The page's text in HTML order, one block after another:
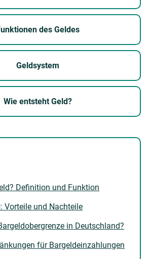
des Geldes
Geldsystem
Wie entsteht Geld?
Definition und Funktion
Vorteile und Nachteile
in Deutschland?
für Bargeldeinzahlungen